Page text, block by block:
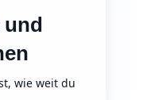
und
wie weit du